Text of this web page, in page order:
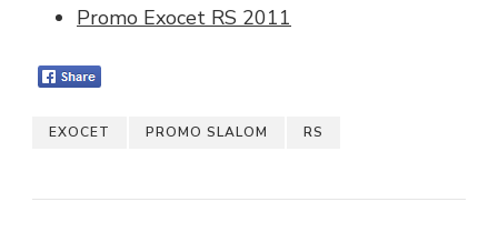
Promo Exocet RS 2011
EXOCET PROMO SLALOM RS